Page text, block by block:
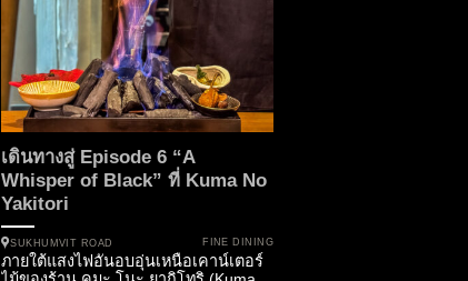
เดินทางสู่ Episode 6 “A
Whisper of Black” ที่ Kuma No
Yakitori
SUKHUMVIT ROAD FINE DINING
ภายใต้แสงไฟอันอบอุ่นเหนือเคาน์เตอร์